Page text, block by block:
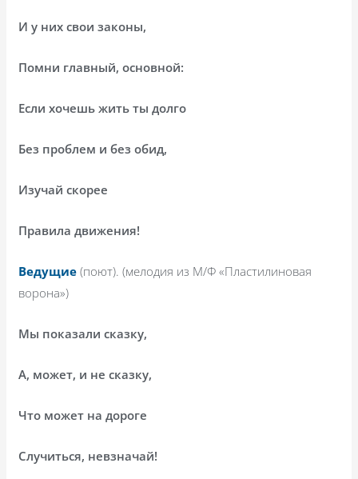
И у них свои законы,
Помни главный, основной:
Если хочешь жить ты долго
Без проблем и без обид,
Изучай скорее
Правила движения!
Ведущие (поют). (мелодия из М/Ф «Пластилиновая
ворона»)
Мы показали сказку,
А, может, и не сказку,
Что может на дороге
Случиться, невзначай!